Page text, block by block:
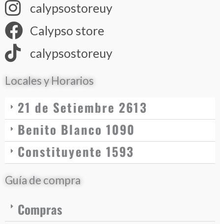
calypsostoreuy
Calypso store
calypsostoreuy
Locales y Horarios
21 de Setiembre 2613
Benito Blanco 1090
Constituyente 1593
Guía de compra
Compras